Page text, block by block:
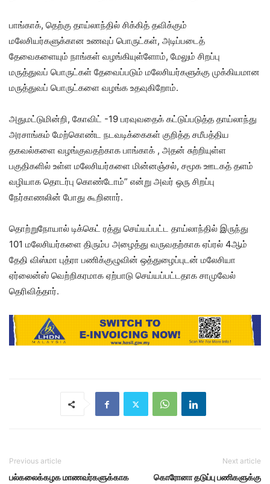
பாங்காக், தெற்கு தாய்லாந்தில் சிக்கித் தவிக்கும்
மலேசியர்களுக்கான உணவுப் பொருட்கள், அடிப்படைத்
தேவைகளையும் நாங்கள் வழங்கியுள்ளோம், மேலும் சிறப்பு
மருத்துவப் பொருட்கள் தேவைப்படும் மலேசியர்களுக்கு முக்கியமான
மருத்துவப் பொருட்களை வழங்க உதவுகிறோம்.
அதுமட்டுமின்றி, கோவிட் -19 பரவுவதைக் கட்டுப்படுத்த தாய்லாந்து
அரசாங்கம் மேற்கொண்ட நடவடிக்கைகள் குறித்த சமீபத்திய
தகவல்களை வழங்குவதற்காக பாங்காக் , அதன் சுற்றியுள்ள
பகுதிகளில் உள்ள மலேசியர்களை மின்னஞ்சல், சமூக ஊடகத் தளம்
வழியாக தொடர்பு கொண்டோம்” என்று அவர் ஒரு சிறப்பு
நேர்காணலின் போது கூறினார்.
தொற்றுநோயால் டிக்கெட் ரத்து செய்யப்பட்ட தாய்லாந்தில் இருந்து
101 மலேசியர்களை திரும்ப அழைத்து வருவதற்காக ஏப்ரல் 4ஆம்
தேதி விஸ்மா புத்ரா பணிக்குழுவின் ஒத்துழைப்புடன் மலேசியா
ஏர்லைன்ஸ் வெற்றிகரமாக ஏற்பாடு செய்யப்பட்டதாக சாமுவேல்
தெரிவித்தார்.
Previous article
பல்கலைக்கழக மாணவர்களுக்காக
Next article
கொரோனா தடுப்பு பணிகளுக்கு